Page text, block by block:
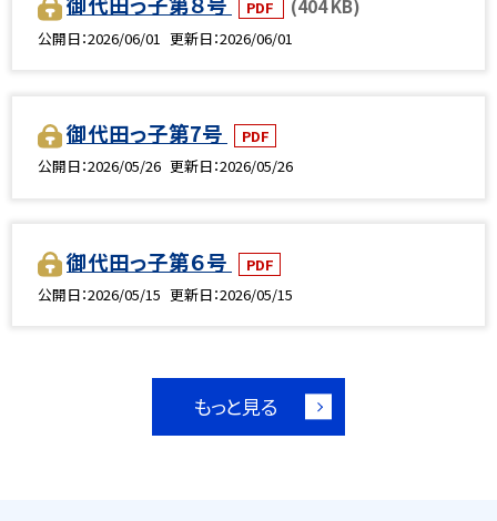
PDF (404 KB)
公開日 2026/06/01 更新日 2026/06/01
御代田っ子第7号
PDF
公開日 2026/05/26 更新日 2026/05/26
御代田っ子第６号
PDF
公開日 2026/05/15 更新日 2026/05/15
もっと見る